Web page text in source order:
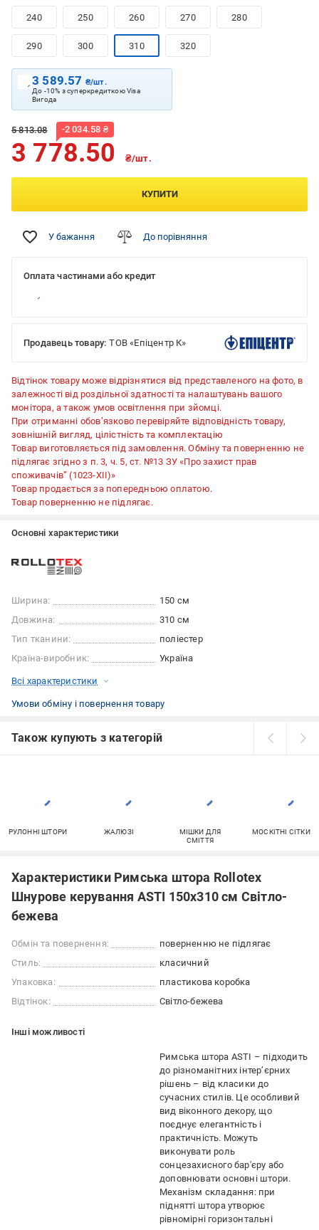
240 250 260 270 280
290 300 310 320
3 589.57 ₴/шт.
До -10% з суперкредиткою Visa
Вигода
5 813.08 -2 034.58 ₴
3 778.50 ₴/шт.
КУПИТИ
У бажання До порівняння
Оплата частинами або кредит
Продавець товару: ТОВ «Епіцентр К»
Відтінок товару може відрізнятися від представленого на фото, в
залежності від роздільної здатності та налаштувань вашого
монітора, а також умов освітлення при зйомці.
При отриманні обов’язково перевіряйте відповідність товару,
зовнішній вигляд, цілістність та комплектацію
Товар виготовляється під замовлення. Обміну та поверненню не
підлягає згідно з п. 3, ч. 5, ст. №13 ЗУ «Про захист прав
споживачів” (1023-XII)»
Товар продається за попередньою оплатою.
Товар поверненню не підлягає.
Основні характеристики
Ширина:
150 см
Довжина:
310 см
Тип тканини:
поліестер
Країна-виробник:
Україна
Всі характеристики
Умови обміну і повернення товару
Також купують з категорій
РУЛОННІ ШТОРИ ЖАЛЮЗІ
МІШКИ ДЛЯ
СМІТТЯ
МОСКІТНІ СІТКИ
Характеристики Римська штора Rollotex
Шнурове керування ASTI 150x310 см Світло-
бежева
Обмін та повернення:
поверненню не підлягає
Стиль:
класичний
Упаковка:
пластикова коробка
Відтінок:
Світло-бежева
Iншi можливостi
Римська штора ASTI – підходить
до різноманітних інтер’єрних
рішень – від класики до
сучасних стилів. Це особливий
вид віконного декору, що
поєднує елегантність і
практичність. Можуть
виконувати роль
сонцезахисного бар'єру або
доповнювати основні штори.
Механізм складання: при
піднятті штора утворює
рівномірні горизонтальні